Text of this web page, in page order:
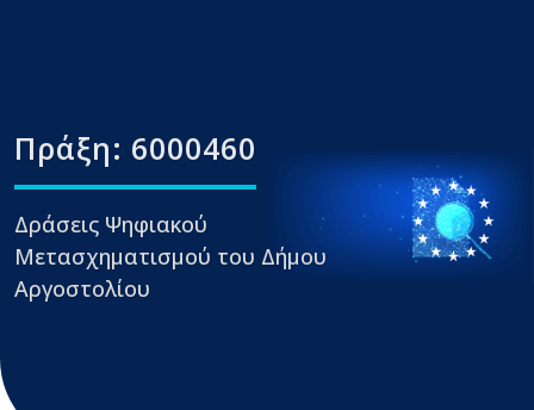
Πράξη: 6000460
Δράσεις Ψηφιακού
Μετασχηματισμού του Δήμου
Αργοστολίου